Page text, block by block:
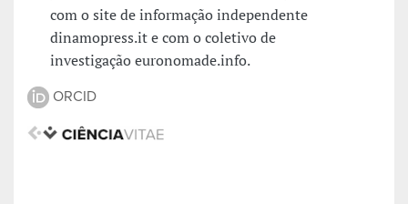
com o site de informação independente
dinamopress.it e com o coletivo de
investigação euronomade.info.
ORCID